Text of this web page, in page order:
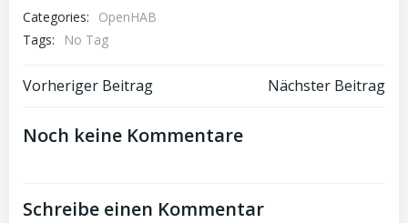
Categories:
OpenHAB
Tags:
No Tag
Beitrags-
Navigation
Vorheriger Beitrag
Beitrags-
Navigation
Nächster Beitrag
Noch keine Kommentare
Schreibe einen Kommentar